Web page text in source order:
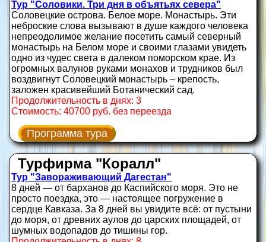
Тур "Соловики. Три дня в объятьях севера"
Соловецкие острова. Белое море. Монастырь. Эти
неброские слова вызывают в душе каждого человека
непреодолимое желание посетить самый северный
монастырь на Белом море и своими глазами увидеть
одно из чудес света в далеком поморском крае. Из
огромных валунов руками монахов и трудников был
воздвигнут Соловецкий монастырь – крепость,
заложен красивейший Ботанический сад.
Продолжительность в днях: 3
Стоимость: 40700 руб. без переезда
Программа тура
Турфирма "Коралл"
Тур "Завораживающий Дагестан"
8 дней — от барханов до Каспийского моря. Это не
просто поездка, это — настоящее погружение в
сердце Кавказа. За 8 дней вы увидите всё: от пустыни
до моря, от древних аулов до царских площадей, от
шумных водопадов до тишины гор.